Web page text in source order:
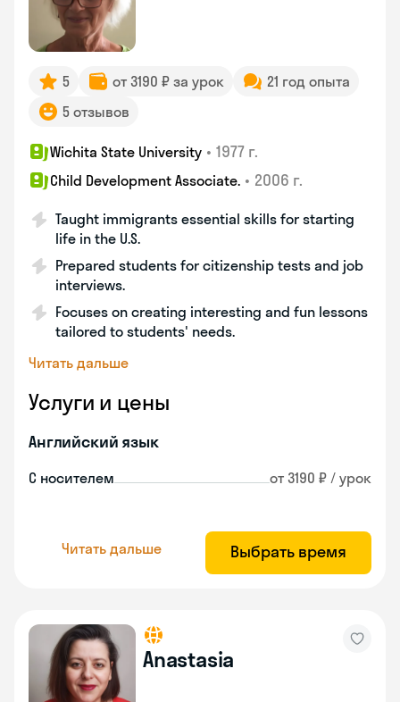
5 от 3190 ₽ за урок
21 год опыта
5 отзывов
Wichita State University • 1977 г.
Child Development Associate. • 2006 г.
Taught immigrants essential skills for starting
life in the U.S.
Prepared students for citizenship tests and job
interviews.
Focuses on creating interesting and fun lessons
tailored to students' needs.
Читать дальше
Услуги и цены
Английский язык
С носителем от 3190 ₽ / урок
Читать дальше Выбрать время
Anastasia